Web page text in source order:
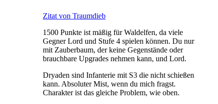
Zitat von Traumdieb
1500 Punkte ist mäßig für Waldelfen, da viele
Gegner Lord und Stufe 4 spielen können. Du nur
mit Zauberbaum, der keine Gegenstände oder
brauchbare Upgrades nehmen kann, und Lord.
Dryaden sind Infanterie mit S3 die nicht schießen
kann. Absoluter Mist, wenn du mich fragst.
Charakter ist das gleiche Problem, wie oben.